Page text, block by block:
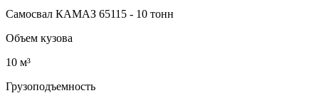
Самосвал КАМАЗ 65115 - 10 тонн
Объем кузова
10 м³
Грузоподъемность